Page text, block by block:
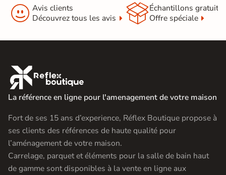
 Avis clients
Découvrez tous les avis
Échantillons gratuit
Offre spéciale

La référence en ligne pour l'amenagement de votre maison
Fort de ses 15 ans d’experience, Réflex Boutique propose à
ses clients des références de haute qualité pour
l’aménagement de votre maison.
Carrelage, parquet et éléments pour la salle de bain haut
de gamme sont disponibles à la vente en ligne aux